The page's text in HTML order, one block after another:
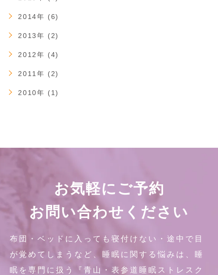
2014年 (6)
2013年 (2)
2012年 (4)
2011年 (2)
2010年 (1)
お気軽にご予約
お問い合わせください
布団・ベッドに入っても寝付けない・途中で目
が覚めてしまうなど、睡眠に関する悩みは、睡
眠を専門に扱う『青山・表参道睡眠ストレスク